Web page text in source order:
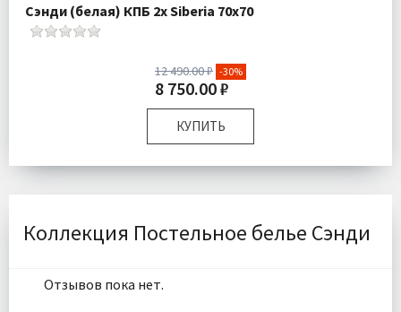
Сэнди (белая) КПБ 2x Siberia 70х70
12 490.00 ₽ -30%
8 750.00 ₽
КУПИТЬ
Размер:
Двуспальный
Ткань:
Ранфорс
Доставка:
Бесплатно
Коллекция Постельное белье Сэнди
Отзывов пока нет.